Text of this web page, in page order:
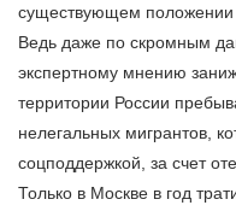
существующем положении
Ведь даже по скромным
экспертному мнению
территории России
нелегальных мигрантов,
соцподдержкой, за счет
Только в Москве в год